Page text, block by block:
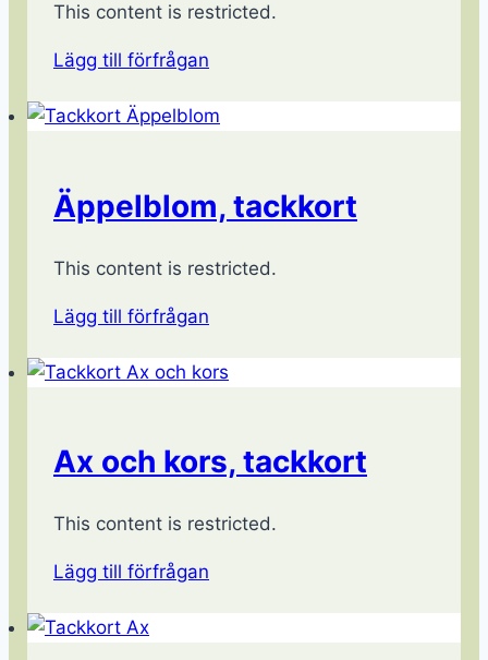
This content is restricted.
Lägg till förfrågan
Äppelblom, tackkort
This content is restricted.
Lägg till förfrågan
Ax och kors, tackkort
This content is restricted.
Lägg till förfrågan